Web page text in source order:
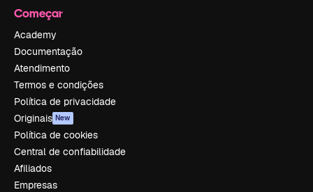
Começar
Academy
Documentação
Atendimento
Termos e condições
Política de privacidade
Originais New
Política de cookies
Central de confiabilidade
Afiliados
Empresas